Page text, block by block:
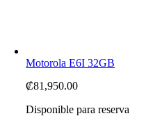
Motorola E6I 32GB
₡81,950.00
Disponible para reserva